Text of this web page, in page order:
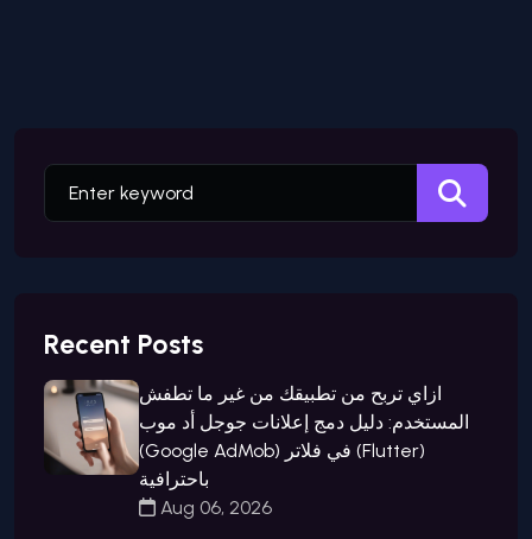
Recent Posts
ازاي تربح من تطبيقك من غير ما تطفش
المستخدم: دليل دمج إعلانات جوجل أد موب
(Google AdMob) في فلاتر (Flutter)
باحترافية
Aug 06, 2026